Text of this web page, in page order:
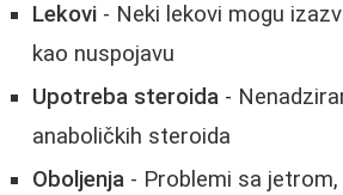
Lekovi - Neki lekovi mogu
kao nuspojavu
Upotreba steroida -
anaboličkih steroida
Oboljenja - Problemi sa